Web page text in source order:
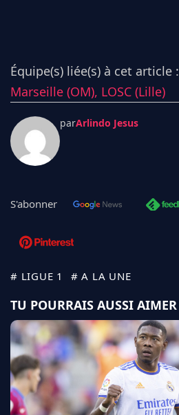
Équipe(s) liée(s) à cet article :
Marseille (OM), LOSC (Lille)
parArlindo Jesus
S'abonner
# LIGUE 1 # A LA UNE
TU POURRAIS AUSSI AIMER